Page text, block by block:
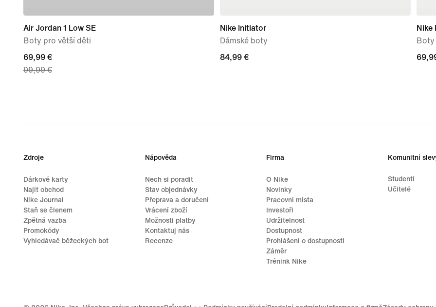
Air Jordan 1 Low SE
Boty pro větší děti
current
price
99,99 €
69,99 €
99,99 €
Nike Initiator
Dámské boty
84,99 €
84,99 €
Nike
Zdroje
Dárkové karty
Najít obchod
Nike Journal
Staň se členem
Zpětná vazba
Promokódy
Vyhledávač běžeckých bot
Nápověda
Nech si poradit
Stav objednávky
Přeprava a doručení
Vrácení zboží
Možnosti platby
Kontaktuj nás
Recenze
Firma
O Nike
Novinky
Pracovní místa
Investoři
Udržitelnost
Dostupnost
Prohlášení o dostupnosti
Záměr
Trénink Nike
Komunitní
Studenti
Učitelé